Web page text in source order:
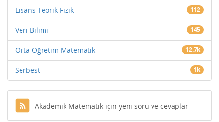
Lisans Teorik Fizik 112
Veri Bilimi 145
Orta Öğretim Matematik 12.7k
Serbest 1k
Akademik Matematik için yeni soru ve cevaplar